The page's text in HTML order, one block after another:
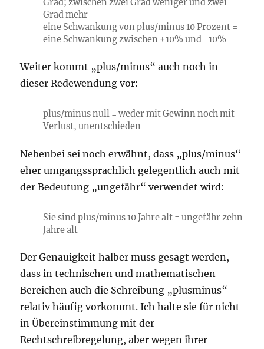
Grad; zwischen zwei Grad weniger und zwei
Grad mehr
eine Schwankung von plus/minus 10 Prozent =
eine Schwankung zwischen +10% und -10%
Weiter kommt „plus/minus“ auch noch in
dieser Redewendung vor:
plus/minus null = weder mit Gewinn noch mit
Verlust, unentschieden
Nebenbei sei noch erwähnt, dass „plus/minus“
eher umgangssprachlich gelegentlich auch mit
der Bedeutung „ungefähr“ verwendet wird:
Sie sind plus/minus 10 Jahre alt = ungefähr zehn
Jahre alt
Der Genauigkeit halber muss gesagt werden,
dass in technischen und mathematischen
Bereichen auch die Schreibung „plusminus“
relativ häufig vorkommt. Ich halte sie für nicht
in Übereinstimmung mit der
Rechtschreibregelung, aber wegen ihrer